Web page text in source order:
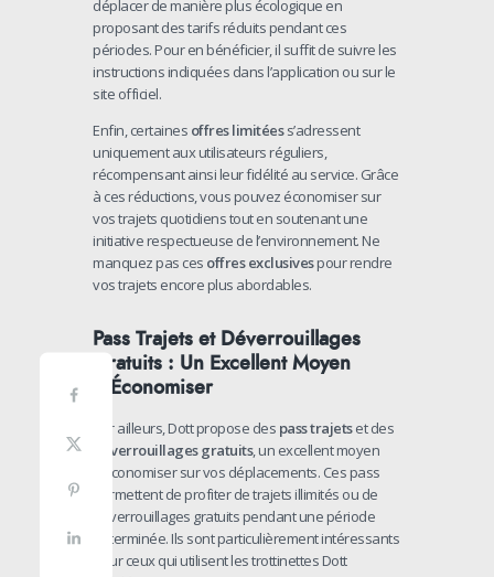
déplacer de manière plus écologique en
proposant des tarifs réduits pendant ces
périodes. Pour en bénéficier, il suffit de suivre les
instructions indiquées dans l’application ou sur le
site officiel.
Enfin, certaines offres limitéess’adressent
uniquement aux utilisateurs réguliers,
récompensant ainsi leur fidélité au service. Grâce
à ces réductions, vous pouvez économiser sur
vos trajets quotidiens tout en soutenant une
initiative respectueuse de l’environnement. Ne
manquez pas ces offres exclusivespour rendre
vos trajets encore plus abordables.
Pass Trajets et Déverrouillages
Gratuits : Un Excellent Moyen
d’Économiser
Par ailleurs, Dott propose des pass trajetset des
déverrouillages gratuits, un excellent moyen
d’économiser sur vos déplacements. Ces pass
permettent de profiter de trajets illimités ou de
déverrouillages gratuits pendant une période
déterminée. Ils sont particulièrement intéressants
pour ceux qui utilisent les trottinettes Dott